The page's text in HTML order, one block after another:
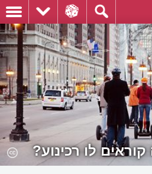
לו רכינוע?